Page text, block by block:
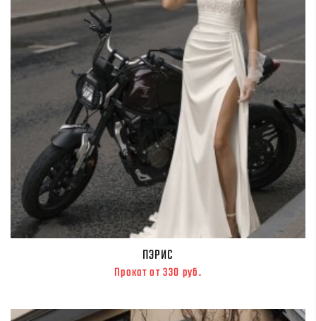
ПЭРИС
Прокат от 330 руб.